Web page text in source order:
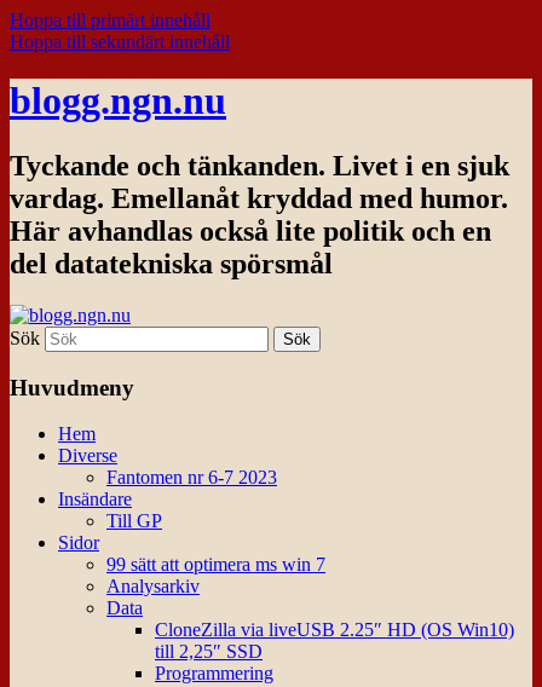
Hoppa till primärt innehåll
Hoppa till sekundärt innehåll
blogg.ngn.nu
Tyckande och tänkanden. Livet i en sjuk
vardag. Emellanåt kryddad med humor.
Här avhandlas också lite politik och en
del datatekniska spörsmål
Sök
Huvudmeny
Hem
Diverse
Fantomen nr 6-7 2023
Insändare
Till GP
Sidor
99 sätt att optimera ms win 7
Analysarkiv
Data
CloneZilla via liveUSB 2.25″ HD (OS Win10)
till 2,25″ SSD
Programmering